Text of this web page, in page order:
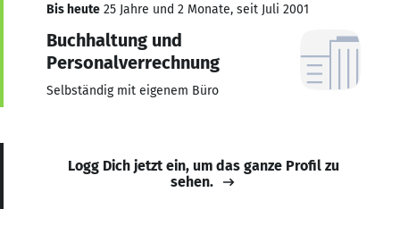
Bis heute 25 Jahre und 2 Monate, seit Juli 2001
Buchhaltung und
Personalverrechnung
Selbständig mit eigenem Büro
Logg Dich jetzt ein, um das ganze Profil zu
sehen.